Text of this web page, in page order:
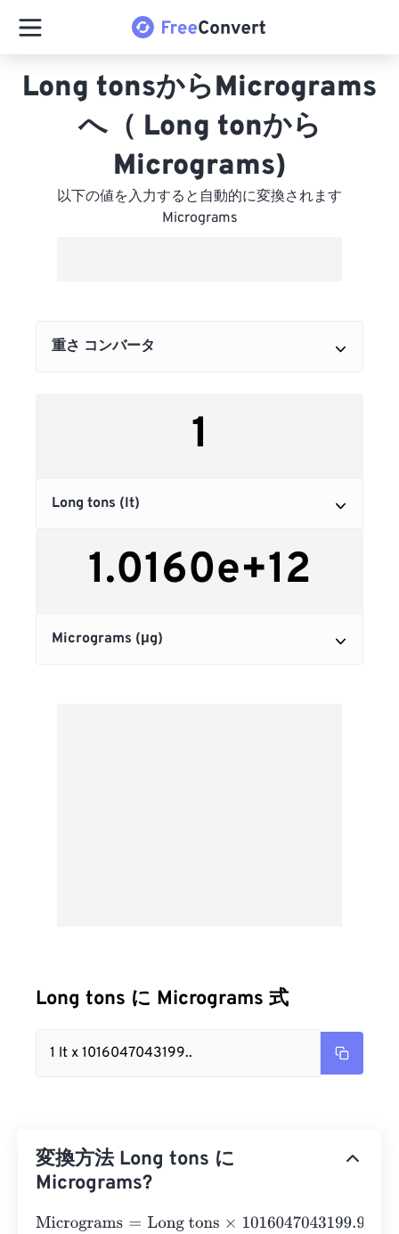
Long tonsからMicrograms
へ（ Long tonから
Micrograms)
以下の値を入力すると自動的に変換されます
Micrograms
Long tons に Micrograms 式
1 lt x 1016047043199..
変換方法 Long tons に
Micrograms?
Micrograms=Long tons ×1016047043199.982